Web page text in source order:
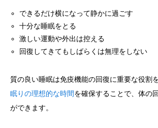
できるだけ横になって静かに過ごす
十分な睡眠をとる
激しい運動や外出は控える
回復してきてもしばらくは無理をしない
質の良い睡眠は免疫機能の回復に重要な役割
眠りの理想的な時間を確保することで、体の
ができます。